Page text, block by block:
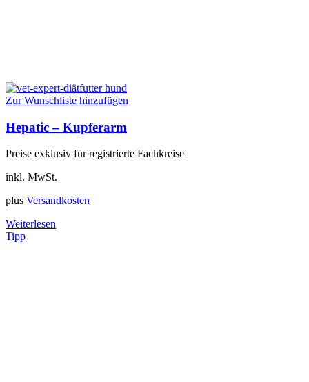
Zur Wunschliste hinzufügen
Hepatic – Kupferarm
Preise exklusiv für registrierte Fachkreise
inkl. MwSt.
plus Versandkosten
Weiterlesen
Tipp